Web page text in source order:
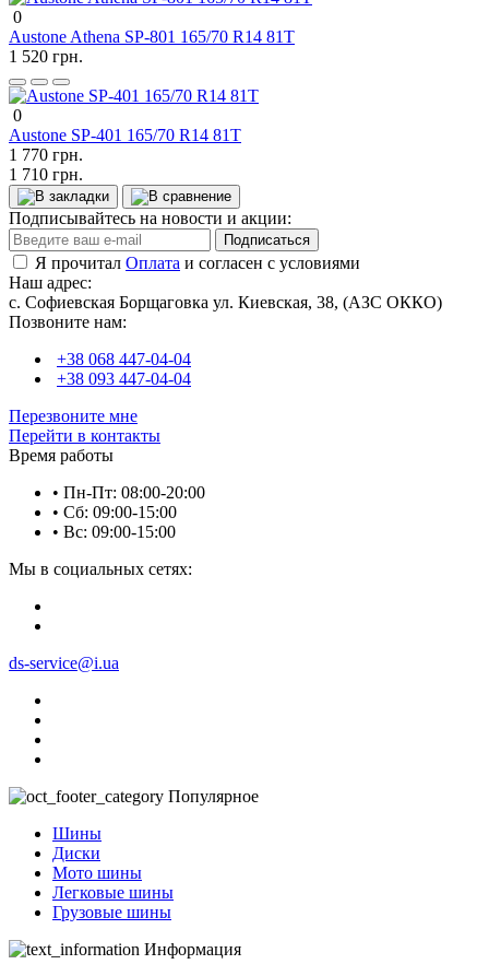
0
Austone Athena SP-801 165/70 R14 81T
1 520 грн.
0
Austone SP-401 165/70 R14 81T
1 770 грн.
1 710 грн.
Подписывайтесь на новости и акции:
Подписаться
Я прочитал Оплата и согласен с условиями
Наш адрес:
с. Софиевская Борщаговка ул. Киевская, 38, (АЗС ОККО)
Позвоните нам:
+38 068 447-04-04
+38 093 447-04-04
Перезвоните мне
Перейти в контакты
Время работы
• Пн-Пт: 08:00-20:00
• Сб: 09:00-15:00
• Вс: 09:00-15:00
Мы в социальных сетях:
ds-service@i.ua
Популярное
Шины
Диски
Мото шины
Легковые шины
Грузовые шины
Информация